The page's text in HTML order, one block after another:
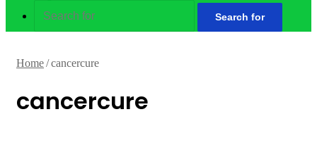
Search for
Home/cancercure
cancercure